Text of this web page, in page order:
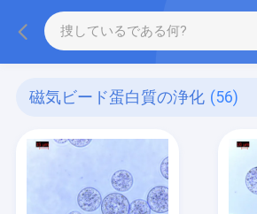
磁気ビード蛋白質の浄化 (56)